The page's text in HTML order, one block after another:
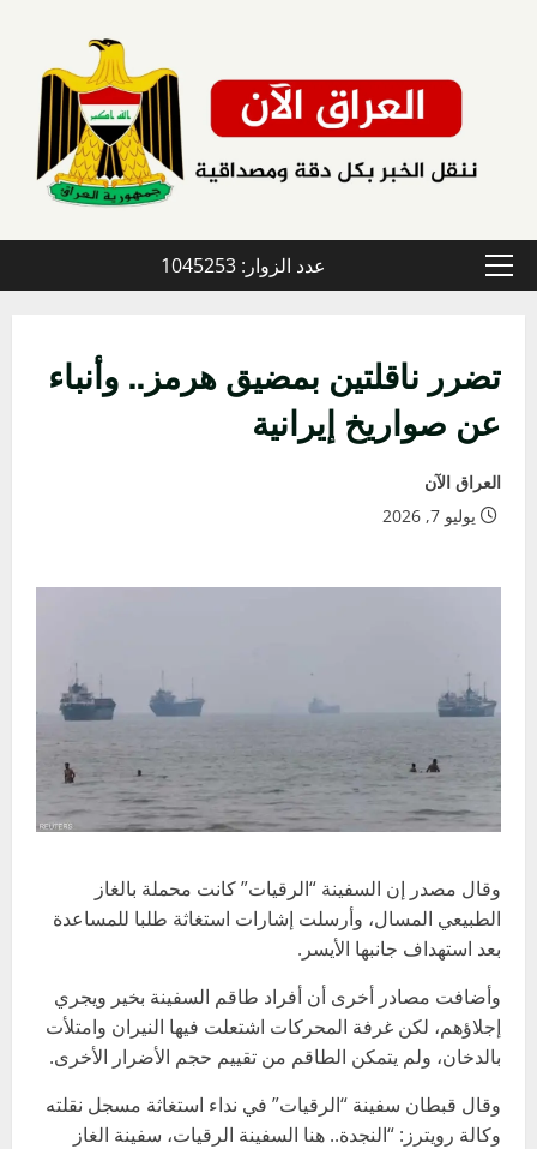
القائمة
عدد الزوار: 1045253
تضرر ناقلتين بمضيق هرمز.. وأنباء
عن صواريخ إيرانية
العراق الآن
يوليو 7, 2026
وقال مصدر إن السفينة “الرقيات” كانت محملة بالغاز
الطبيعي المسال، وأرسلت إشارات استغاثة طلبا للمساعدة
بعد استهداف جانبها الأيسر.
وأضافت مصادر أخرى أن أفراد طاقم السفينة بخير ويجري
إجلاؤهم، لكن غرفة المحركات اشتعلت فيها النيران وامتلأت
بالدخان، ولم يتمكن الطاقم من تقييم حجم الأضرار الأخرى.
وقال قبطان سفينة “الرقيات” في نداء استغاثة مسجل نقلته
وكالة رويترز: “النجدة.. هنا السفينة الرقيات، سفينة الغاز